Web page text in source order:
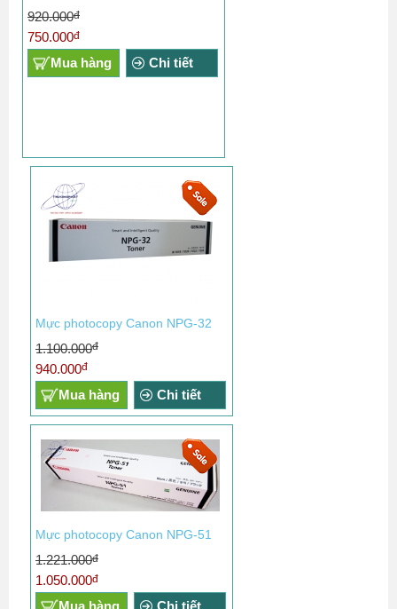
920.000đ
750.000đ
Mua hàng Chi tiết
Mực photocopy Canon NPG-32
1.100.000đ
940.000đ
Mua hàng Chi tiết
Mực photocopy Canon NPG-51
1.221.000đ
1.050.000đ